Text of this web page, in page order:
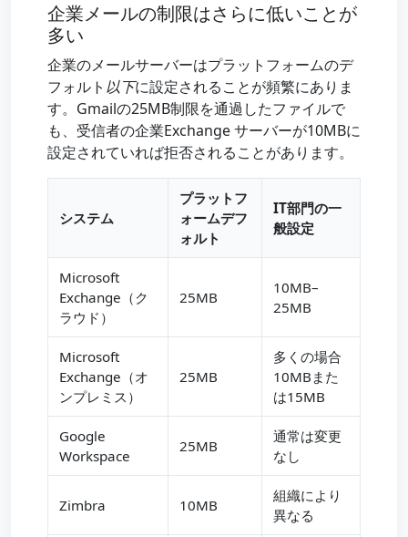
企業メールの制限はさらに低いことが
多い
企業のメールサーバーはプラットフォームのデ
フォルト 以下に設定されることが頻繁にありま
す。Gmailの25MB制限を通過したファイルで
も、受信者の企業Exchange サーバーが10MBに
設定されていれば拒否されることがあります。
システム
プラットフ
ォームデフ
ォルト
IT部門の一
般設定
Microsoft
Exchange（ク
ラウド）
25MB
10MB–
25MB
Microsoft
Exchange（オ
ンプレミス）
25MB
多くの場合
10MBまた
は15MB
Google
Workspace
25MB
通常は変更
なし
Zimbra 10MB
組織により
異なる